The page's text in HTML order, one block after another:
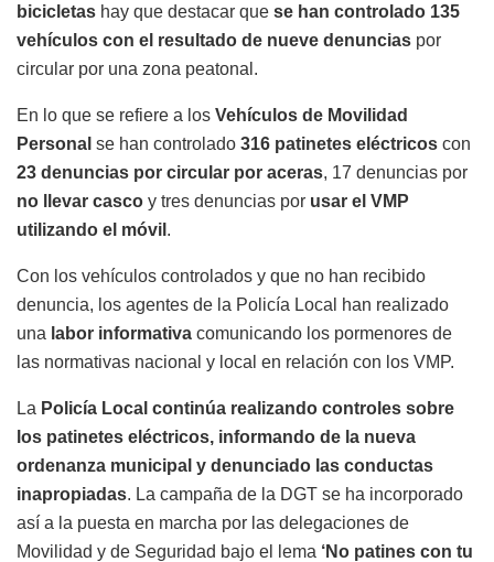
bicicletas hay que destacar que se han controlado 135
vehículos con el resultado de nueve denuncias por
circular por una zona peatonal.
En lo que se refiere a los Vehículos de Movilidad
Personal se han controlado 316 patinetes eléctricos con
23 denuncias por circular por aceras, 17 denuncias por
no llevar casco y tres denuncias por usar el VMP
utilizando el móvil .
Con los vehículos controlados y que no han recibido
denuncia, los agentes de la Policía Local han realizado
una labor informativa comunicando los pormenores de
las normativas nacional y local en relación con los VMP.
La Policía Local continúa realizando controles sobre
los patinetes eléctricos, informando de la nueva
ordenanza municipal y denunciado las conductas
inapropiadas. La campaña de la DGT se ha incorporado
así a la puesta en marcha por las delegaciones de
Movilidad y de Seguridad bajo el lema ‘No patines con tu